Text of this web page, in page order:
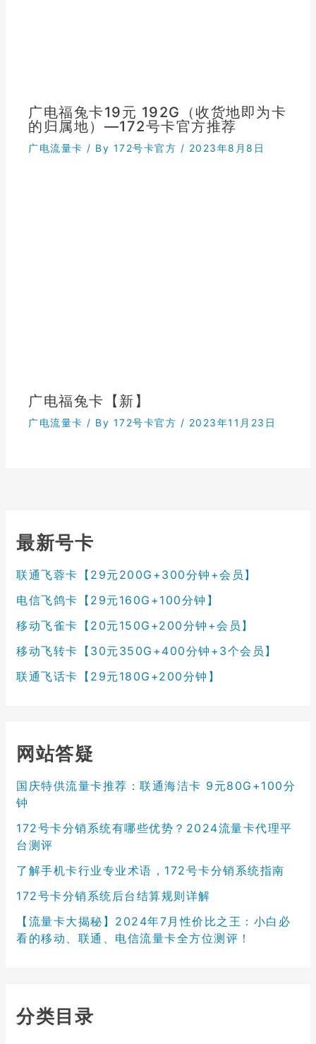
广电福兔卡19元 192G（收货地即为卡
的归属地）—172号卡官方推荐
广电流量卡 / By 172号卡官方 / 2023年8月8日
广电福兔卡【新】
广电流量卡 / By 172号卡官方 / 2023年11月23日
最新号卡
联通飞蓉卡【29元200G+300分钟+会员】
电信飞鸽卡【29元160G+100分钟】
移动飞雀卡【20元150G+200分钟+会员】
移动飞转卡【30元350G+400分钟+3个会员】
联通飞话卡【29元180G+200分钟】
网站答疑
国庆特供流量卡推荐：联通海洁卡 9元80G+100分
钟
172号卡分销系统有哪些优势？2024流量卡代理平
台测评
了解手机卡行业专业术语，172号卡分销系统指南
172号卡分销系统后台结算规则详解
【流量卡大揭秘】2024年7月性价比之王：小白必
看的移动、联通、电信流量卡全方位测评！
分类目录